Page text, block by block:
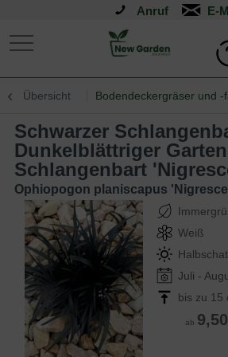
Anruf
Übersicht Bodendeckergräser und -
Schwarzer Schlangenbart /
Dunkelblättriger
Schlangenbart
Ophiopogon planiscapus
Weiß
Juli -
bis zu 15
ab